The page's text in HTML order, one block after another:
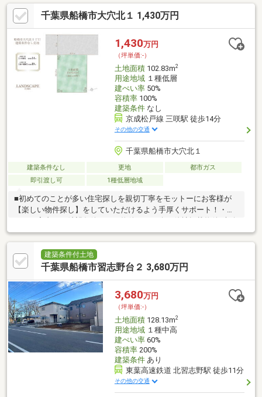
千葉県船橋市大穴北１ 1,430万円
1,430万円
（坪単価:-）
土地面積102.83m2
用途地域１種低層
建ぺい率50%
容積率100%
建築条件なし
京成松戸線 三咲駅 徒歩14分
その他の交通
千葉県船橋市大穴北１
建築条件なし 更地
都市ガス
即引渡し可
1種低層地域
■初めてのことが多い住宅探しを親切丁寧をモットーにお客様が
【楽しい物件探し】をしていただけるよう手厚くサポート！・即
開物件のご見学・無料送迎・住宅ローン無料相談・住替えのご相
談・売却のご相談・購入後のアフターサービス■住宅ローンのご
相談は精通したスタッフがご対応致します。銀行比較や各銀行と
のやり取りなども弊社にお任せください♪・頭金ゼロ。 ・諸費用
ォームやオプションも住宅ローンで借入したい。・永住権のない
外国籍の方。・他にお借入れなどのある方。
建築条件付土地
千葉県船橋市習志野台２ 3,680万円
3,680万円
（坪単価:-）
土地面積128.13m2
用途地域１種中高
建ぺい率60%
容積率200%
建築条件あり
東葉高速鉄道 北習志野駅 徒歩11分
その他の交通